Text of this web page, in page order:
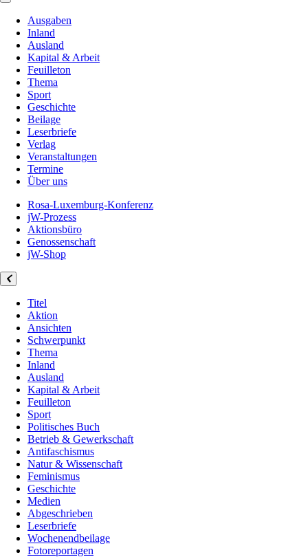
Ausgaben
Inland
Ausland
Kapital & Arbeit
Feuilleton
Thema
Sport
Geschichte
Beilage
Leserbriefe
Verlag
Veranstaltungen
Termine
Über uns
Rosa-Luxemburg-Konferenz
jW-Prozess
Aktionsbüro
Genossenschaft
jW-Shop
Titel
Aktion
Ansichten
Schwerpunkt
Thema
Inland
Ausland
Kapital & Arbeit
Feuilleton
Sport
Politisches Buch
Betrieb & Gewerkschaft
Antifaschismus
Natur & Wissenschaft
Feminismus
Geschichte
Medien
Abgeschrieben
Leserbriefe
Wochenendbeilage
Fotoreportagen